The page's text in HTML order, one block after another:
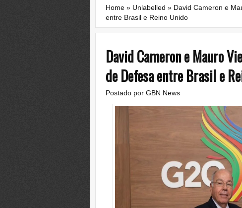
Home » Unlabelled » David Cameron e
entre Brasil e Reino Unido
David Cameron e Mauro
de Defesa entre Brasil e
Postado por GBN News